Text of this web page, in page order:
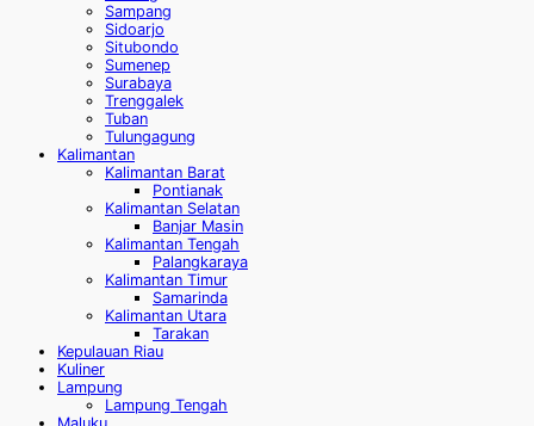
Sampang
Sidoarjo
Situbondo
Sumenep
Surabaya
Trenggalek
Tuban
Tulungagung
Kalimantan
Kalimantan Barat
Pontianak
Kalimantan Selatan
Banjar Masin
Kalimantan Tengah
Palangkaraya
Kalimantan Timur
Samarinda
Kalimantan Utara
Tarakan
Kepulauan Riau
Kuliner
Lampung
Lampung Tengah